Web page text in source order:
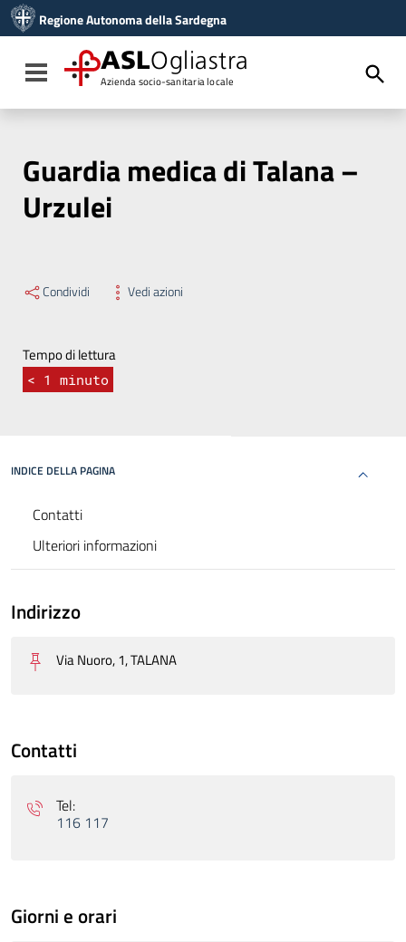
Vai al menu di navigazione
Vai al footer
Regione Autonoma della Sardegna
Toggle navigation
ASLOgliastra
Azienda socio-sanitaria locale
Guardia medica di Talana –
Urzulei
Condividi Vedi azioni
Tempo di lettura
< 1 minuto
INDICE DELLA PAGINA
Contatti
Ulteriori informazioni
Indirizzo
Via Nuoro, 1, TALANA
Contatti
Tel:
116 117
Giorni e orari